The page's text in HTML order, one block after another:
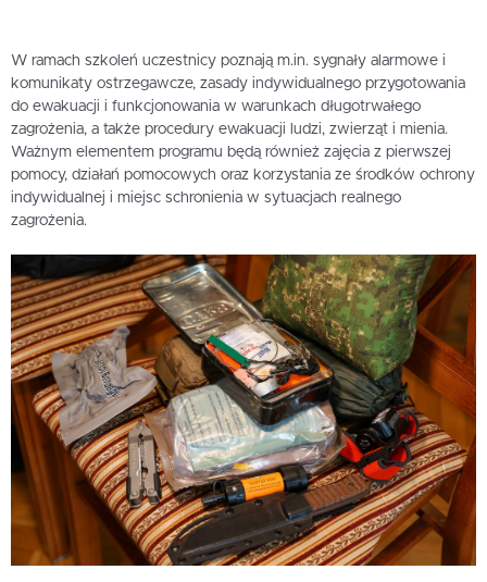
W ramach szkoleń uczestnicy poznają m.in. sygnały alarmowe i
komunikaty ostrzegawcze, zasady indywidualnego przygotowania
do ewakuacji i funkcjonowania w warunkach długotrwałego
zagrożenia, a także procedury ewakuacji ludzi, zwierząt i mienia.
Ważnym elementem programu będą również zajęcia z pierwszej
pomocy, działań pomocowych oraz korzystania ze środków ochrony
indywidualnej i miejsc schronienia w sytuacjach realnego
zagrożenia.